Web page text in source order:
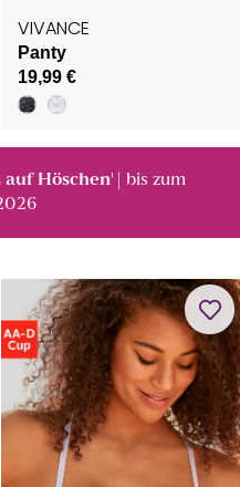
VIVANCE
Panty
19,99 €
Höschen¹
| bis zum